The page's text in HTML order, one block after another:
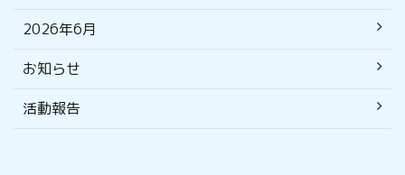
2026年6月
お知らせ
活動報告